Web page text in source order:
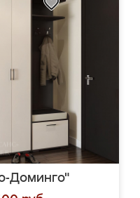
Доминго"